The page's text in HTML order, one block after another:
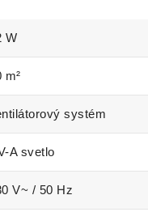
W
m²
systém
A svetlo
V~ / 50 Hz